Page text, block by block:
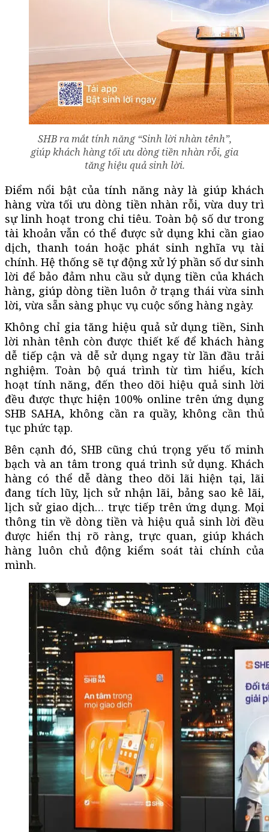
SHB ra mắt tính năng “Sinh lời nhàn tênh”,
giúp khách hàng tối ưu dòng tiền nhàn rỗi, gia
tăng hiệu quả sinh lời.
Điểm nổi bật của tính năng này là giúp khách
hàng vừa tối ưu dòng tiền nhàn rỗi, vừa duy trì
sự linh hoạt trong chi tiêu. Toàn bộ số dư trong
tài khoản vẫn có thể được sử dụng khi cần giao
dịch, thanh toán hoặc phát sinh nghĩa vụ tài
chính. Hệ thống sẽ tự động xử lý phần số dư sinh
lời để bảo đảm nhu cầu sử dụng tiền của khách
hàng, giúp dòng tiền luôn ở trạng thái vừa sinh
lời, vừa sẵn sàng phục vụ cuộc sống hàng ngày.
Không chỉ gia tăng hiệu quả sử dụng tiền, Sinh
lời nhàn tênh còn được thiết kế để khách hàng
dễ tiếp cận và dễ sử dụng ngay từ lần đầu trải
nghiệm. Toàn bộ quá trình từ tìm hiểu, kích
hoạt tính năng, đến theo dõi hiệu quả sinh lời
đều được thực hiện 100% online trên ứng dụng
SHB SAHA, không cần ra quầy, không cần thủ
tục phức tạp.
Bên cạnh đó, SHB cũng chú trọng yếu tố minh
bạch và an tâm trong quá trình sử dụng. Khách
hàng có thể dễ dàng theo dõi lãi hiện tại, lãi
đang tích lũy, lịch sử nhận lãi, bảng sao kê lãi,
lịch sử giao dịch… trực tiếp trên ứng dụng. Mọi
thông tin về dòng tiền và hiệu quả sinh lời đều
được hiển thị rõ ràng, trực quan, giúp khách
hàng luôn chủ động kiểm soát tài chính của
mình.